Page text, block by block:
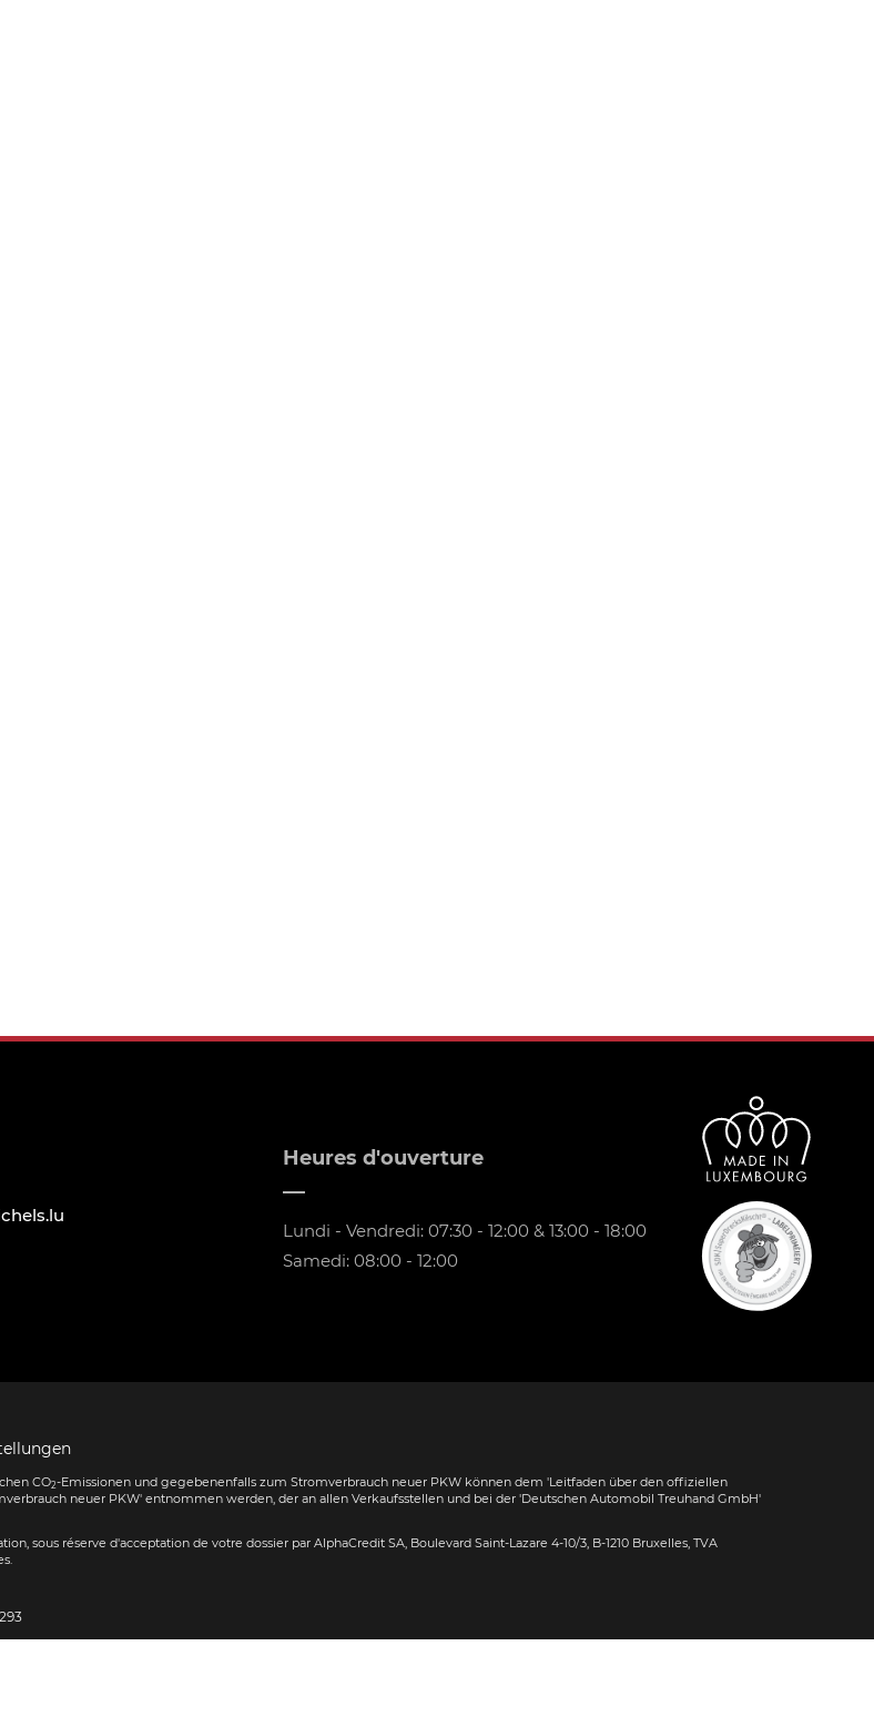
Heures d'ouverture
Lundi - Vendredi: 07:30 - 12:00 & 13:00 - 18:00
Samedi: 08:00 - 12:00
CO2-Emissionen und gegebenenfalls zum Stromverbrauch neuer PKW können dem 'Leitfaden über den offiziellen
neuer PKW' entnommen werden, der an allen Verkaufsstellen und bei der 'Deutschen Automobil Treuhand GmbH'
sous réserve d'acceptation de votre dossier par AlphaCredit SA, Boulevard Saint-Lazare 4-10/3, B-1210 Bruxelles, TVA